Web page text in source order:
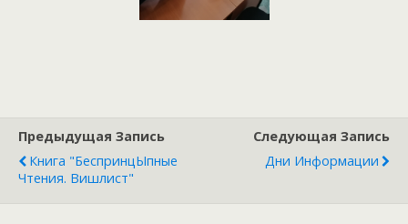
Предыдущая Запись
Книга "БеспринцЫпные
Чтения. Вишлист"
Следующая Запись
Дни Информации